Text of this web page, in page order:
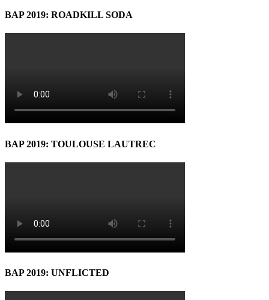
BAP 2019: ROADKILL SODA
BAP 2019: TOULOUSE LAUTREC
BAP 2019: UNFLICTED